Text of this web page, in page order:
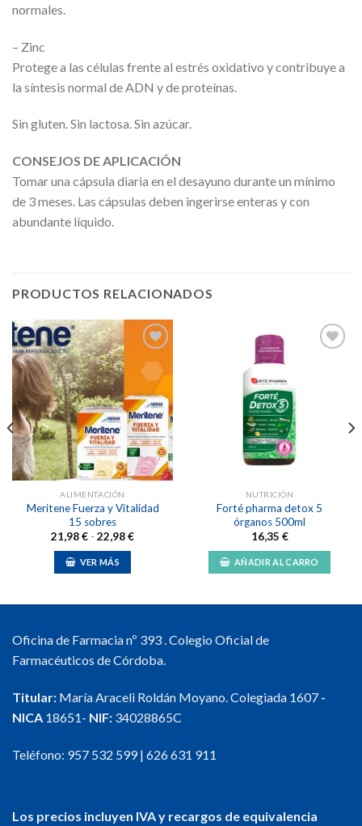
normales.
– Zinc
Protege a las células frente al estrés oxidativo y contribuye a
la síntesis normal de ADN y de proteínas.
Sin gluten. Sin lactosa. Sin azúcar.
CONSEJOS DE APLICACIÓN
Tomar una cápsula diaria en el desayuno durante un mínimo
de 3 meses. Las cápsulas deben ingerirse enteras y con
abundante líquido.
PRODUCTOS RELACIONADOS
a la
lista de
deseos
ALIMENTACIÓN
Meritene Fuerza y Vitalidad
15 sobres
21,98€ - 22,98€Rango
VER MÁS
variantes.
Las
se
pueden
en
producto
NUTRICIÓN
Forté pharma detox 5
órganos 500ml
16,35 €
AÑADIR AL CARRO
Oficina de Farmacia nº 393 . Colegio Oficial de
Farmacéuticos de Córdoba.
Titular: María Araceli Roldán Moyano. Colegiada 1607 -
NICA 18651- NIF: 34028865C
Teléfono: 957 532 599| 626 631 911
Los precios incluyen IVA y recargos de equivalencia